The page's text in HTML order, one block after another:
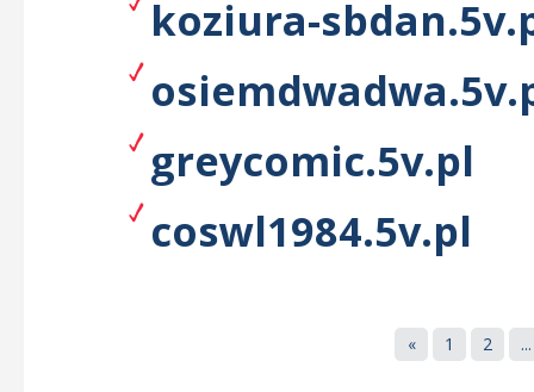
koziura-
greycomic.5v.pl
coswl1984.5v.pl
« 1 2 ...